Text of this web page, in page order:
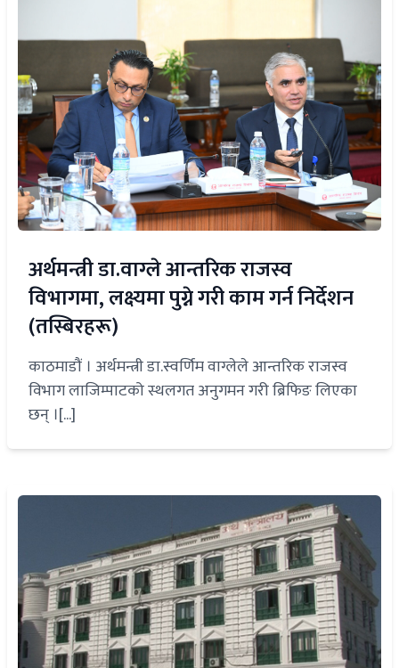
अर्थमन्त्री डा.वाग्ले आन्तरिक राजस्व
विभागमा, लक्ष्यमा पुग्ने गरी काम गर्न निर्देशन
(तस्बिरहरू)
काठमाडौं । अर्थमन्त्री डा.स्वर्णिम वाग्लेले आन्तरिक राजस्व
विभाग लाजिम्पाटको स्थलगत अनुगमन गरी ब्रिफिङ लिएका
छन् ।[...]